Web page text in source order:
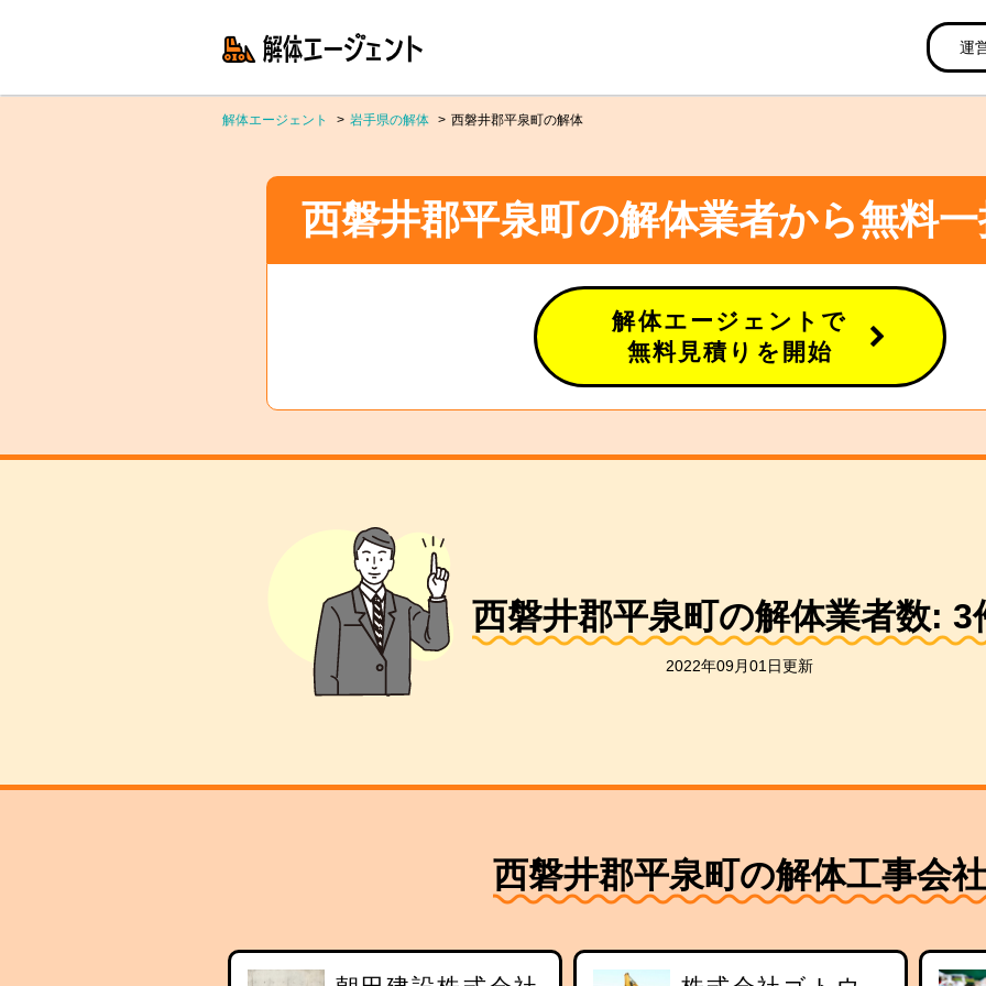
運
解体エージェント 岩手県の解体 西磐井郡平泉町の解体
西磐井郡平泉町の解体業者から無料
解体エージェントで
無料見積りを開始
西磐井郡平泉町の解体業者数: 3
2022年09月01日更新
西磐井郡平泉町の解体工事会社